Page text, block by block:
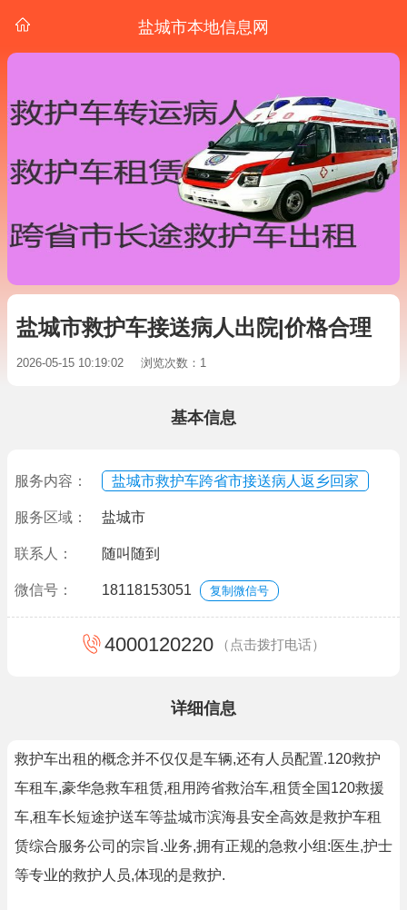
盐城市本地信息网
盐城市救护车接送病人出院|价格合理
2026-05-15 10:19:02 浏览次数：1
基本信息
服务内容： 盐城市救护车跨省市接送病人返乡回家
服务区域： 盐城市
联系人： 随叫随到
微信号： 18118153051 复制微信号
4000120220 （点击拨打电话）
详细信息
救护车出租的概念并不仅仅是车辆,还有人员配置.120救护
车租车,豪华急救车租赁,租用跨省救治车,租赁全国120救援
车,租车长短途护送车等盐城市滨海县安全高效是救护车租
赁综合服务公司的宗旨.业务,拥有正规的急救小组:医生,护士
等专业的救护人员,体现的是救护.